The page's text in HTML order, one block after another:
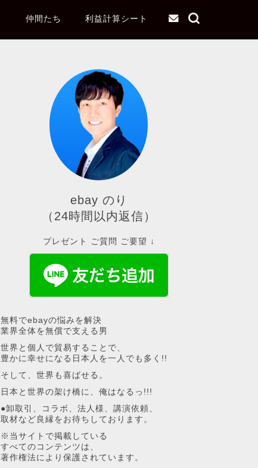
仲間たち 利益計算シート
ebay のり
（24時間以内返信）
プレゼント ご質問 ご要望 ↓
無料でebayの悩みを解決
業界全体を無償で支える男
世界と個人で貿易することで、
豊かに幸せになる日本人を一人でも多く!!
そして、世界も喜ばせる。
日本と世界の架け橋に、俺はなるっ!!!
●卸取引、コラボ、法人様、講演依頼、
取材など良縁をお待ちしております。
※当サイトで掲載している
すべてのコンテンツは、
著作権法により保護されています。